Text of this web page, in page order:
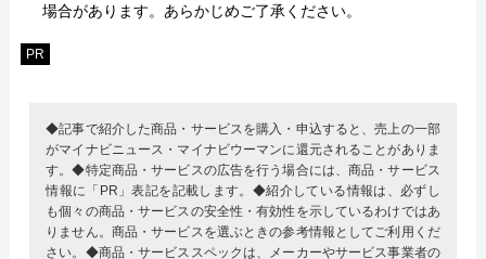
場合があります。あらかじめご了承ください。
PR
◆記事で紹介した商品・サービスを購入・申込すると、売上の一部
がマイナビニュース・マイナビウーマンに還元されることがありま
す。◆特定商品・サービスの広告を行う場合には、商品・サービス
情報に「PR」表記を記載します。◆紹介している情報は、必ずし
も個々の商品・サービスの安全性・有効性を示しているわけではあ
りません。商品・サービスを選ぶときの参考情報としてご利用くだ
さい。◆商品・サービススペックは、メーカーやサービス事業者の